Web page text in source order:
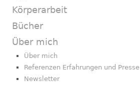
Körperarbeit
Bücher
Über mich
Über mich
Referenzen Erfahrungen und Presse
Newsletter